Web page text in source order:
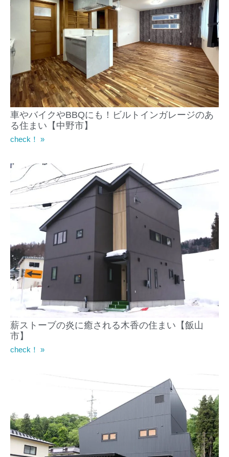
車やバイクやBBQにも！ビルトインガレージのあ
る住まい【中野市】
check！ »
薪ストーブの炎に癒される木香の住まい【飯山
市】
check！ »